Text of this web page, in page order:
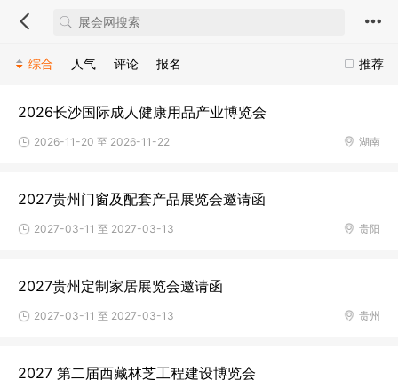
推荐
综合 人气 评论 报名
2026长沙国际成人健康用品产业博览会
湖南
2026-11-20 至 2026-11-22
2027贵州门窗及配套产品展览会邀请函
贵阳
2027-03-11 至 2027-03-13
2027贵州定制家居展览会邀请函
贵州
2027-03-11 至 2027-03-13
2027 第二届西藏林芝工程建设博览会